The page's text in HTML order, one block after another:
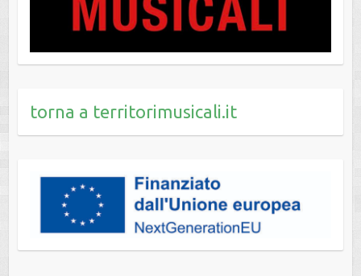
torna a territorimusicali.it